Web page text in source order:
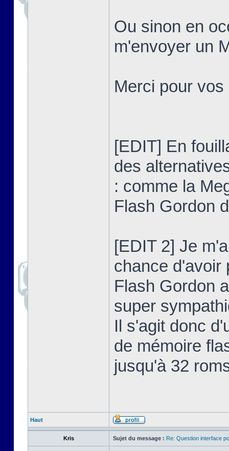
Ou sinon en
m'envoyer un
Merci pour
[EDIT] En
des
: comme la
Flash Gordon
[EDIT 2] Je
chance d'avoir
Flash Gordon
super
Il s'agit donc
de mémoire
jusqu'à 32
Haut
Kris Sujet du message : Re: Question interface